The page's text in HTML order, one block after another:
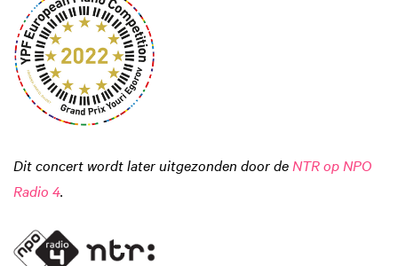
Dit concert wordt later uitgezonden door de NTR op NPO
Radio 4.